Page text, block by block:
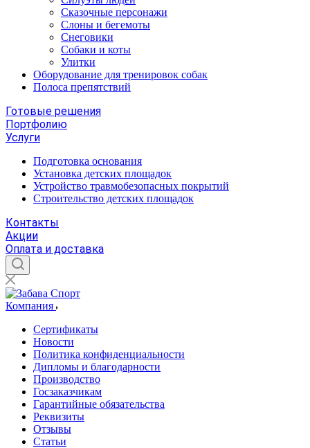
Сказочные персонажи
Слоны и бегемоты
Снеговики
Собаки и коты
Улитки
Оборудование для тренировок собак
Полоса препятствий
Готовые решения
Портфолию
Услуги
Подготовка основания
Установка детских площадок
Устройство травмобезопасных покрытий
Строительство детских площадок
Контакты
Акции
Оплата и доставка
Компания
Сертификаты
Новости
Политика конфиденциальности
Дипломы и благодарности
Производство
Госзаказчикам
Гарантийные обязательства
Реквизиты
Отзывы
Статьи